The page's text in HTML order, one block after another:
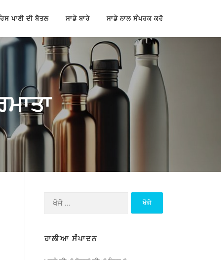
ਪਾਣੀ ਦੀ ਬੋਤਲ ਸਾਡੇ ਬਾਰੇ ਸਾਡੇ ਨਾਲ ਸੰਪਰਕ ਕਰੋ
ਖੋਜੋ
ਹਾਲੀਆ ਸੰਪਾਦਨ